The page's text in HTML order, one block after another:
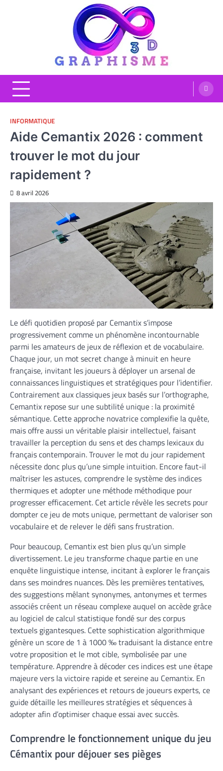
INFORMATIQUE
Aide Cemantix 2026 : comment
trouver le mot du jour
rapidement ?
8 avril 2026
Le défi quotidien proposé par Cemantix s’impose
progressivement comme un phénomène incontournable
parmi les amateurs de jeux de réflexion et de vocabulaire.
Chaque jour, un mot secret change à minuit en heure
française, invitant les joueurs à déployer un arsenal de
connaissances linguistiques et stratégiques pour l’identifier.
Contrairement aux classiques jeux basés sur l’orthographe,
Cemantix repose sur une subtilité unique : la proximité
sémantique. Cette approche novatrice complexifie la quête,
mais offre aussi un véritable plaisir intellectuel, faisant
travailler la perception du sens et des champs lexicaux du
français contemporain. Trouver le mot du jour rapidement
nécessite donc plus qu’une simple intuition. Encore faut-il
maîtriser les astuces, comprendre le système des indices
thermiques et adopter une méthode méthodique pour
progresser efficacement. Cet article révèle les secrets pour
dompter ce jeu de mots unique, permettant de valoriser son
vocabulaire et de relever le défi sans frustration.
Pour beaucoup, Cemantix est bien plus qu’un simple
divertissement. Le jeu transforme chaque partie en une
enquête linguistique intense, incitant à explorer le français
dans ses moindres nuances. Dès les premières tentatives,
des suggestions mêlant synonymes, antonymes et termes
associés créent un réseau complexe auquel on accède grâce
au logiciel de calcul statistique fondé sur des corpus
textuels gigantesques. Cette sophistication algorithmique
génère un score de 1 à 1000 ‰ traduisant la distance entre
votre proposition et le mot cible, symbolisée par une
température. Apprendre à décoder ces indices est une étape
majeure vers la victoire rapide et sereine au Cemantix. En
analysant des expériences et retours de joueurs experts, ce
guide détaille les meilleures stratégies et séquences à
adopter afin d’optimiser chaque essai avec succès.
Comprendre le fonctionnement unique du jeu
Cémantix pour déjouer ses pièges